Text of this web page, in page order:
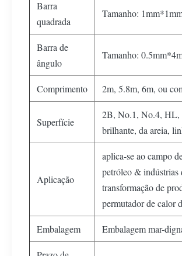
Barra
quadrada
Tamanho:
Barra de
ângulo
Tamanho:
Comprimento 2m, 5.8m, 6m, ou
Superfície
2B, No.1, No.4, HL,
brilhante, da areia,
Aplicação
aplica-se ao campo
petróleo & indústrias
transformação de
permutador de calor
Embalagem Embalagem mar-